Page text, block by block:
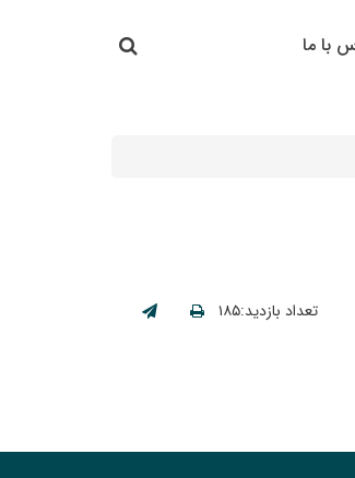
با ما جستجو
تعداد بازدید:۱۸۵